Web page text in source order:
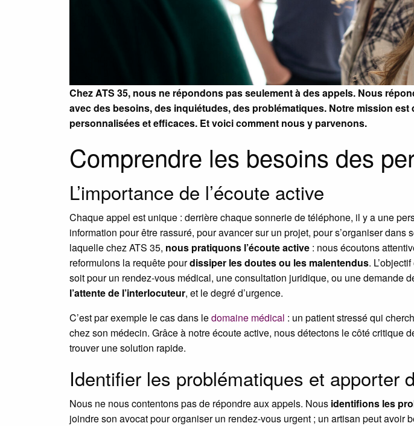
Chez ATS 35, nous ne répondons pas seulement à des appels. Nous
avec des besoins, des inquiétudes, des problématiques. Notre mission
personnalisées et efficaces. Et voici comment nous y parvenons.
Comprendre les besoins des
L’importance de l’écoute active
Chaque appel est unique : derrière chaque sonnerie de téléphone, il y a une
information pour être rassuré, pour avancer sur un projet, pour s’organiser
laquelle chez ATS 35, nous pratiquons l’écoute active : nous écoutons
reformulons la requête pourdissiper les doutes ou les malentendus.
soit pour un rendez-vous médical, une consultation juridique, ou une demande
l’attente de l’interlocuteur, et le degré d’urgence.
C’est par exemple le cas dans ledomaine médical : un patient stressé qui
chez son médecin. Grâce à notre écoute active, nous détectons le côté critique
trouver une solution rapide.
Identifier les problématiques et apporter
Nous ne nous contentons pas de répondre aux appels. Nous identifions les
joindre son avocat pour organiser un rendez-vous urgent ; un artisan peut